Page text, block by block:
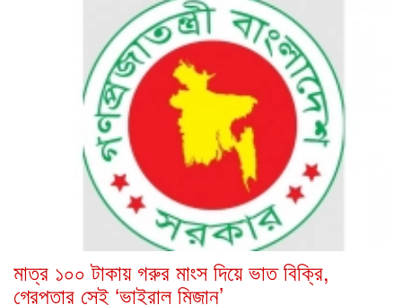
মাত্র ১০০ টাকায় গরুর মাংস দিয়ে ভাত বিক্রি,
গ্রেপ্তার সেই ‘ভাইরাল মিজান’